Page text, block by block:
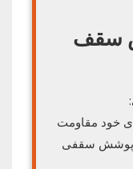
سقف
خود مقاومت
و پوشش سقفی